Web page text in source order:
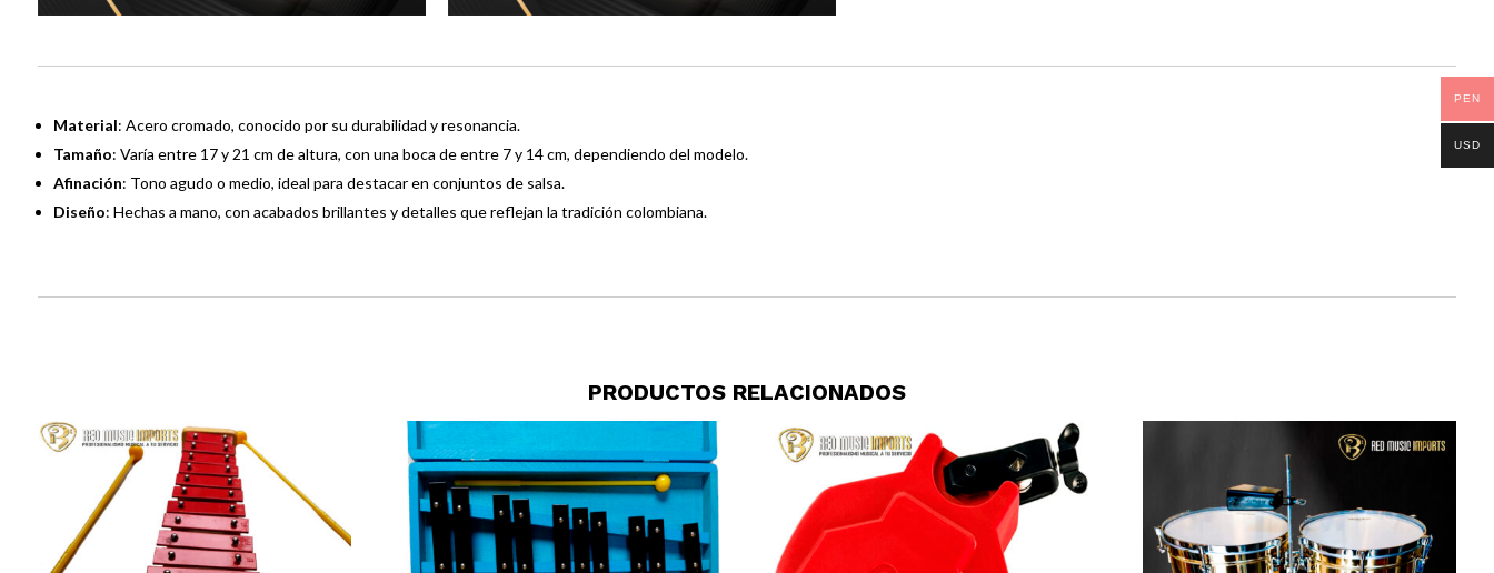
Material: Acero cromado, conocido por su durabilidad y resonancia.
Tamaño: Varía entre 17 y 21 cm de altura, con una boca de entre 7 y 14 cm, dependiendo del modelo.
Afinación: Tono agudo o medio, ideal para destacar en conjuntos de salsa.
Diseño: Hechas a mano, con acabados brillantes y detalles que reflejan la tradición colombiana.
PRODUCTOS RELACIONADOS
PEN
USD